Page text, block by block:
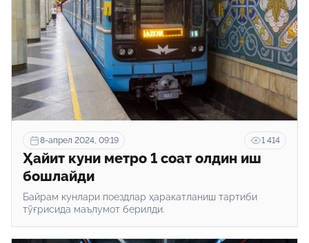
8-апрел 2024, 09:19 1 414
Ҳайит куни метро 1 соат олдин иш
бошлайди
Байрам кунлари поездлар ҳаракатланиш тартиби
тўғрисида маълумот берилди.